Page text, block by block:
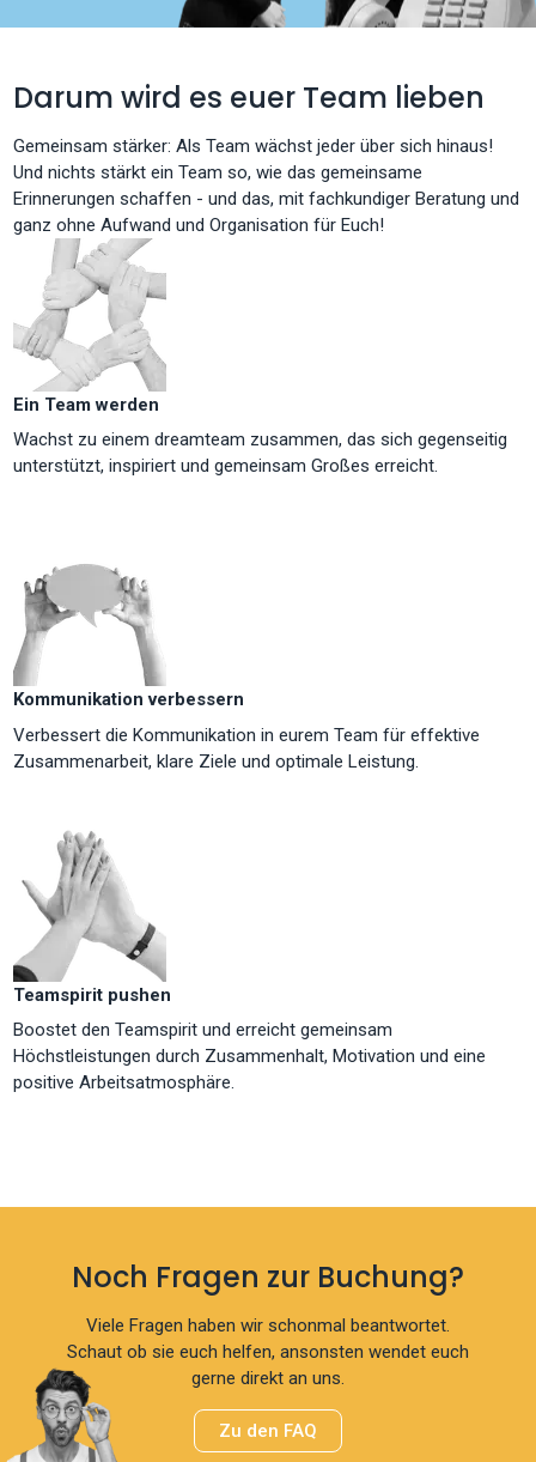
Darum wird es euer Team lieben
Gemeinsam stärker: Als Team wächst jeder über sich hinaus!
Und nichts stärkt ein Team so, wie das gemeinsame
Erinnerungen schaffen - und das, mit fachkundiger Beratung und
ganz ohne Aufwand und Organisation für Euch!
Ein Team werden
Wachst zu einem dreamteam zusammen, das sich gegenseitig
unterstützt, inspiriert und gemeinsam Großes erreicht.
Kommunikation verbessern
Verbessert die Kommunikation in eurem Team für effektive
Zusammenarbeit, klare Ziele und optimale Leistung.
Teamspirit pushen
Boostet den Teamspirit und erreicht gemeinsam
Höchstleistungen durch Zusammenhalt, Motivation und eine
positive Arbeitsatmosphäre.
Noch Fragen zur Buchung?
Viele Fragen haben wir schonmal beantwortet.
Schaut ob sie euch helfen, ansonsten wendet euch
gerne direkt an uns.
Zu den FAQ